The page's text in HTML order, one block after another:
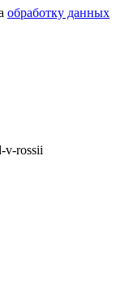
обработку данных
v-rossii